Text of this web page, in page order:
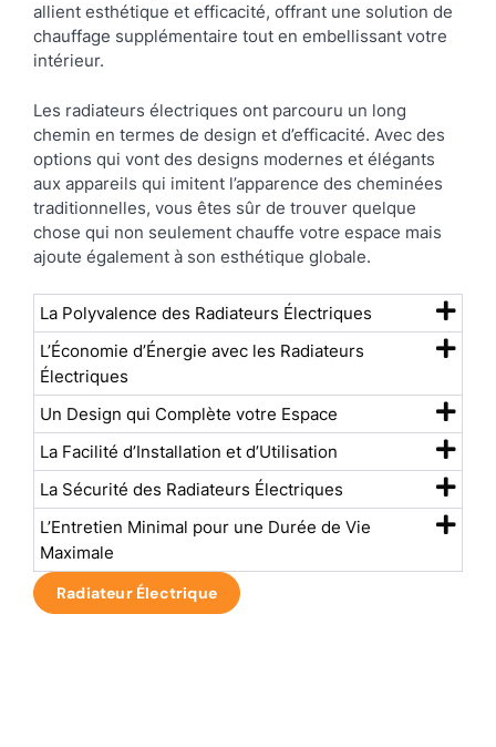
allient esthétique et efficacité, offrant une solution de
chauffage supplémentaire tout en embellissant votre
intérieur.
Les radiateurs électriques ont parcouru un long
chemin en termes de design et d’efficacité. Avec des
options qui vont des designs modernes et élégants
aux appareils qui imitent l’apparence des cheminées
traditionnelles, vous êtes sûr de trouver quelque
chose qui non seulement chauffe votre espace mais
ajoute également à son esthétique globale.
La Polyvalence des Radiateurs Électriques
L’Économie d’Énergie avec les Radiateurs
Électriques
Un Design qui Complète votre Espace
La Facilité d’Installation et d’Utilisation
La Sécurité des Radiateurs Électriques
L’Entretien Minimal pour une Durée de Vie
Maximale
Radiateur Électrique